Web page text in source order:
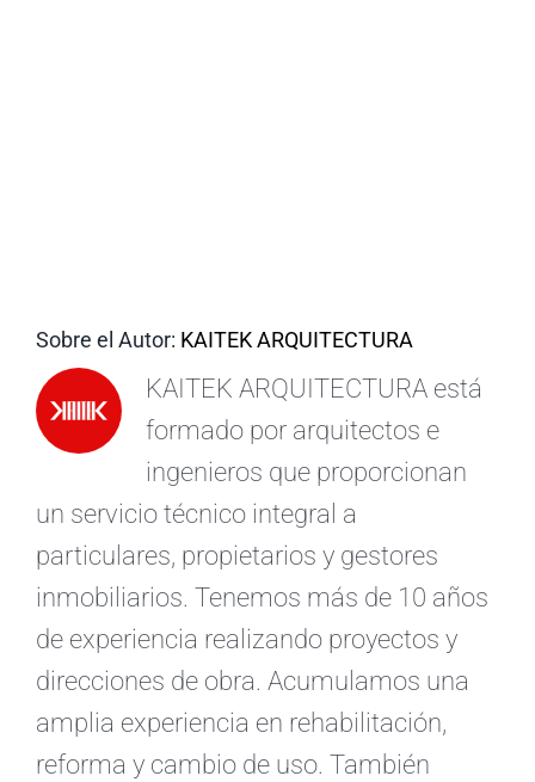
Sobre el Autor: KAITEK ARQUITECTURA
KAITEK ARQUITECTURA está
formado por arquitectos e
ingenieros que proporcionan
un servicio técnico integral a
particulares, propietarios y gestores
inmobiliarios. Tenemos más de 10 años
de experiencia realizando proyectos y
direcciones de obra. Acumulamos una
amplia experiencia en rehabilitación,
reforma y cambio de uso. También